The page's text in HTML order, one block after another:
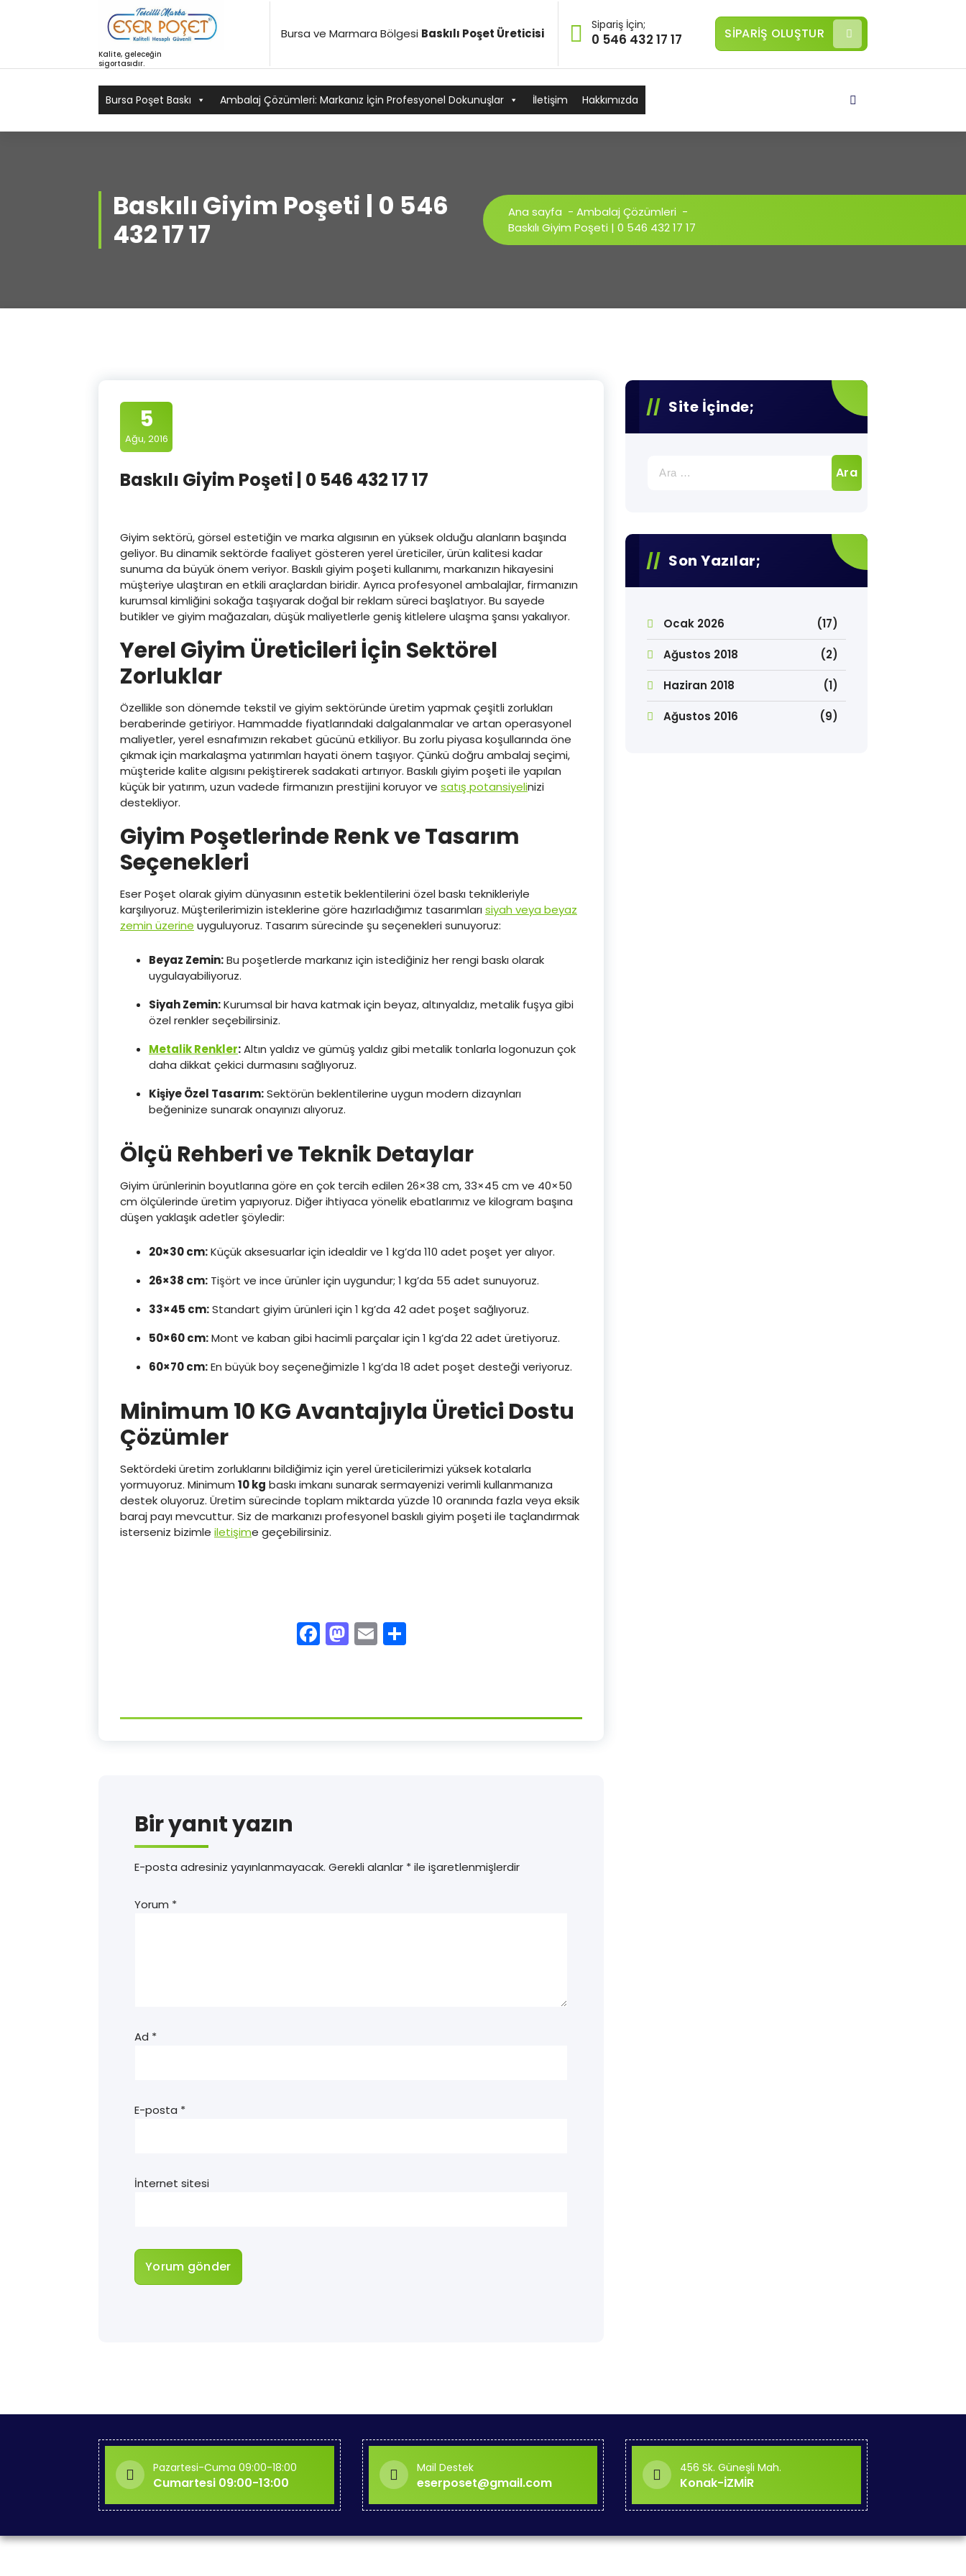
Kalite, geleceğin
sigortasıdır.
Bursa ve Marmara Bölgesi Baskılı Poşet Üreticisi
Sipariş İçin;
0 546 432 17 17 SİPARİŞ OLUŞTUR
Bursa Poşet Baskı Ambalaj Çözümleri: Markanız İçin Profesyonel Dokunuşlar İletişim Hakkımızda
Baskılı Giyim Poşeti | 0 546
432 17 17
Ana sayfa - Ambalaj Çözümleri -
Baskılı Giyim Poşeti | 0 546 432 17 17
5
Ağu, 2016
Baskılı Giyim Poşeti | 0 546 432 17 17
Giyim sektörü, görsel estetiğin ve marka algısının en yüksek olduğu alanların başında
geliyor. Bu dinamik sektörde faaliyet gösteren yerel üreticiler, ürün kalitesi kadar
sunuma da büyük önem veriyor. Baskılı giyim poşeti kullanımı, markanızın hikayesini
müşteriye ulaştıran en etkili araçlardan biridir. Ayrıca profesyonel ambalajlar, firmanızın
kurumsal kimliğini sokağa taşıyarak doğal bir reklam süreci başlatıyor. Bu sayede
butikler ve giyim mağazaları, düşük maliyetlerle geniş kitlelere ulaşma şansı yakalıyor.
Yerel Giyim Üreticileri İçin Sektörel
Zorluklar
Özellikle son dönemde tekstil ve giyim sektöründe üretim yapmak çeşitli zorlukları
beraberinde getiriyor. Hammadde fiyatlarındaki dalgalanmalar ve artan operasyonel
maliyetler, yerel esnafımızın rekabet gücünü etkiliyor. Bu zorlu piyasa koşullarında öne
çıkmak için markalaşma yatırımları hayati önem taşıyor. Çünkü doğru ambalaj seçimi,
müşteride kalite algısını pekiştirerek sadakati artırıyor. Baskılı giyim poşeti ile yapılan
küçük bir yatırım, uzun vadede firmanızın prestijini koruyor ve satış potansiyelinizi
destekliyor.
Giyim Poşetlerinde Renk ve Tasarım
Seçenekleri
Eser Poşet olarak giyim dünyasının estetik beklentilerini özel baskı teknikleriyle
karşılıyoruz. Müşterilerimizin isteklerine göre hazırladığımız tasarımlarısiyah veya beyaz
zemin üzerine uyguluyoruz. Tasarım sürecinde şu seçenekleri sunuyoruz:
Beyaz Zemin:Bu poşetlerde markanız için istediğiniz her rengi baskı olarak
uygulayabiliyoruz.
Siyah Zemin:Kurumsal bir hava katmak için beyaz, altınyaldız, metalik fuşya gibi
özel renkler seçebilirsiniz.
Metalik Renkler:Altın yaldız ve gümüş yaldız gibi metalik tonlarla logonuzun çok
daha dikkat çekici durmasını sağlıyoruz.
Kişiye Özel Tasarım:Sektörün beklentilerine uygun modern dizaynları
beğeninize sunarak onayınızı alıyoruz.
Ölçü Rehberi ve Teknik Detaylar
Giyim ürünlerinin boyutlarına göre en çok tercih edilen 26×38 cm, 33×45 cm ve 40×50
cm ölçülerinde üretim yapıyoruz. Diğer ihtiyaca yönelik ebatlarımız ve kilogram başına
düşen yaklaşık adetler şöyledir:
20×30 cm:Küçük aksesuarlar için idealdir ve 1 kg’da 110 adet poşet yer alıyor.
26×38 cm: Tişört ve ince ürünler için uygundur; 1 kg’da 55 adet sunuyoruz.
33×45 cm:Standart giyim ürünleri için 1 kg’da 42 adet poşet sağlıyoruz.
50×60 cm:Mont ve kaban gibi hacimli parçalar için 1 kg’da 22 adet üretiyoruz.
60×70 cm:En büyük boy seçeneğimizle 1 kg’da 18 adet poşet desteği veriyoruz.
Minimum 10 KG Avantajıyla Üretici Dostu
Çözümler
Sektördeki üretim zorluklarını bildiğimiz için yerel üreticilerimizi yüksek kotalarla
yormuyoruz. Minimum 10 kg baskı imkanı sunarak sermayenizi verimli kullanmanıza
destek oluyoruz. Üretim sürecinde toplam miktarda yüzde 10 oranında fazla veya eksik
baraj payı mevcuttur. Siz de markanızı profesyonel baskılı giyim poşeti ile taçlandırmak
isterseniz bizimle iletişime geçebilirsiniz.
Facebook
Mastodon
EmailShare
Bir yanıt yazın
E-posta adresiniz yayınlanmayacak. Gerekli alanlar *ile işaretlenmişlerdir
Yorum *
Ad *
E-posta *
İnternet sitesi
Site İçinde;
Son Yazılar;
Ocak 2026 (17)
Ağustos 2018 (2)
Haziran 2018 (1)
Ağustos 2016 (9)
Pazartesi-Cuma 09:00-18:00
Cumartesi 09:00-13:00
Mail Destek
eserposet@gmail.com
456 Sk. Güneşli Mah.
Konak-İZMİR